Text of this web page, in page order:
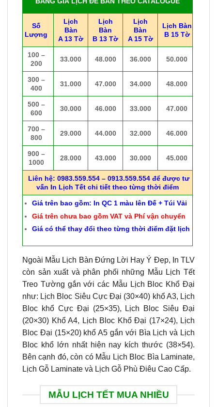
Số
Lượng
Lịch
Bàn
A 13 Tờ
Lịch
Bàn
B 13 Tờ
Lịch
Bàn
A 15 Tờ
Lịch Bàn
B 15 Tờ
100 –
200
33.000 48.000 36.000 50.000
300 –
400
31.000 47.000 34.000 48.000
500 –
600
30.000 46.000 33.000 47.000
700 –
800
29.000 44.000 32.000 46.000
900 –
1000
28.000 43.000 30.000 45.000
Liên hệ: 0983.559.554 – 0913.559.554 để được tư
vấn In Lịch Tết chi tiết theo từng thời điểm
Giá trên bao gồm: In QC 1 màu lên Đế + Túi Vải
Giá trên chưa bao gồm VAT và Phí vận chuyển
Giá có thể thay đổi theo từng thời điểm đặt lịch
Ngoài Mẫu Lịch Bàn Đứng Lời Hay Ý Đẹp, In TLV
còn sản xuất và phân phối những Mẫu Lịch Tết
Treo Tường gắn với các Mẫu Lịch Bloc Khổ Đại
như: Lịch Bloc Siêu Cực Đại (30×40) khổ A3, Lịch
Bloc khổ Cực Đại (25×35), Lịch Bloc Siêu Đại
(20×30) Khổ A4, Lịch Bloc Khổ Đại (17×24), Lịch
Bloc Đại (15×20) khổ A5 gắn với Bìa Lịch và Lịch
Bloc khổ lớn nhất hiện nay kích thước (38×54).
Bên cạnh đó, còn có Mẫu Lịch Bloc Bìa Laminate,
Lịch Gỗ Laminate và Lịch Gỗ Phù Điêu Cao Cấp.
MẪU LỊCH TẾT MUA NHIỀU